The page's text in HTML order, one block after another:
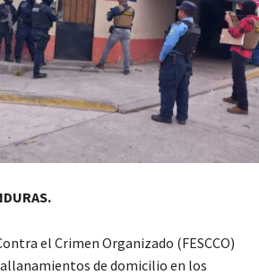
el Crimen Organizado (FESCCO)
de domicilio en los